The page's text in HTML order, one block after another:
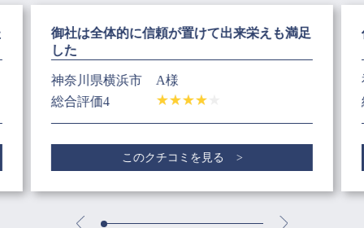
御社は全体的に信頼が置けて出来栄えも満足
した
神奈川県横浜市
A様
総合評価4
このクチコミを見る